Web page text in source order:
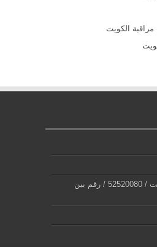
الكويت
بي ان سبورت الكويت / 52520080 / رقم بين